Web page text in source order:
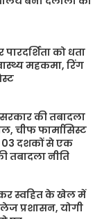
को धता
महकमा, रिंग
की तबादला
चीफ फार्मासिस्ट
03 दशकों से एक
तबादला नीति
स्वहित के खेल में
प्रशासन, योगी